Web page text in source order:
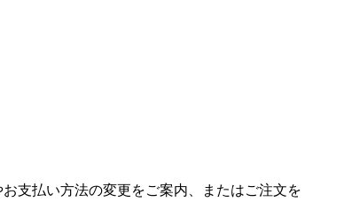
支払い方法の変更をご案内、またはご注文を